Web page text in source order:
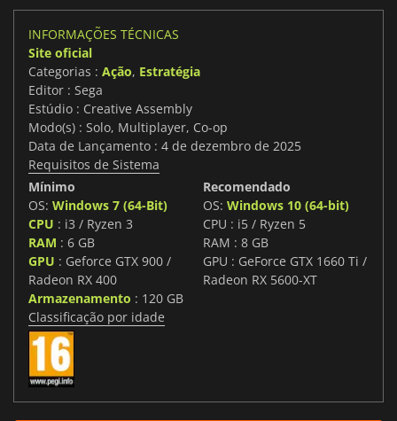
INFORMAÇÕES TÉCNICAS
Site oficial
Categorias : Ação, Estratégia
Editor : Sega
Estúdio : Creative Assembly
Modo(s) : Solo, Multiplayer, Co-op
Data de Lançamento : 4 de dezembro de 2025
Requisitos de Sistema
Mínimo
OS: Windows 7 (64-Bit)
CPU : i3 / Ryzen 3
RAM : 6 GB
GPU : Geforce GTX 900 /
Radeon RX 400
Armazenamento : 120 GB
Recomendado
OS: Windows 10 (64-bit)
CPU : i5 / Ryzen 5
RAM : 8 GB
GPU : GeForce GTX 1660 Ti /
Radeon RX 5600-XT
Classificação por idade